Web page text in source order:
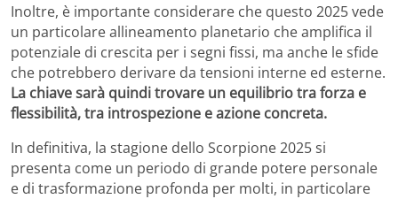
Inoltre, è importante considerare che questo 2025 vede
un particolare allineamento planetario che amplifica il
potenziale di crescita per i segni fissi, ma anche le sfide
che potrebbero derivare da tensioni interne ed esterne.
La chiave sarà quindi trovare un equilibrio tra forza e
flessibilità, tra introspezione e azione concreta.
In definitiva, la stagione dello Scorpione 2025 si
presenta come un periodo di grande potere personale
e di trasformazione profonda per molti, in particolare